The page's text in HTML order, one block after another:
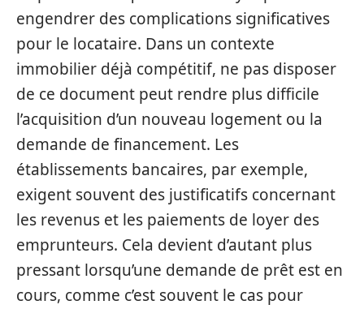
engendrer des complications significatives
pour le locataire. Dans un contexte
immobilier déjà compétitif, ne pas disposer
de ce document peut rendre plus difficile
l’acquisition d’un nouveau logement ou la
demande de financement. Les
établissements bancaires, par exemple,
exigent souvent des justificatifs concernant
les revenus et les paiements de loyer des
emprunteurs. Cela devient d’autant plus
pressant lorsqu’une demande de prêt est en
cours, comme c’est souvent le cas pour